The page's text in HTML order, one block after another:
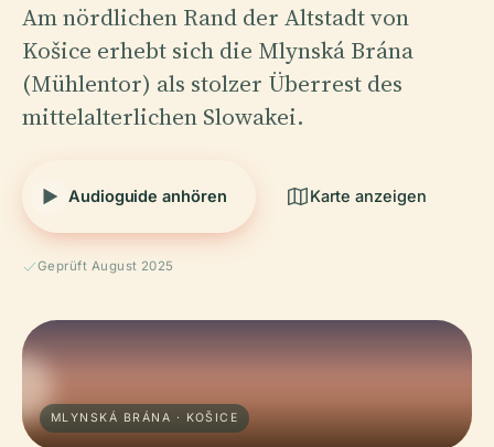
Am nördlichen Rand der Altstadt von
Košice erhebt sich die Mlynská Brána
(Mühlentor) als stolzer Überrest des
mittelalterlichen Slowakei.
Audioguide anhören Karte anzeigen
Geprüft August 2025
MLYNSKÁ BRÁNA · KOŠICE